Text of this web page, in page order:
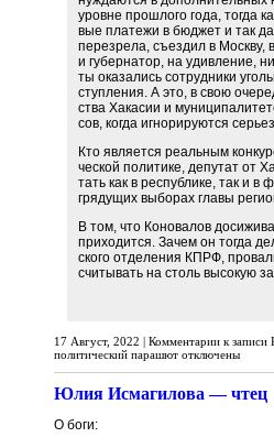
уровне про­шло­го года, то­гда
вые пла­те­жи в бюд­жет и так
пе­ре­зре­ла, съез­дил в
и гу­бер­на­тор, на удив­ле­ние,
ты ока­за­лись со­труд­ни­ки
ступ­ле­ния. А это, в свою
ства Ха­ка­сии и
сов, ко­гда иг­но­ри­ру­ют­ся
Кто яв­ля­ет­ся ре­аль­ным
че­ской по­ли­ти­ке, де­пу­тат от
тать как в рес­пуб­ли­ке, так и
гря­ду­щих вы­бо­рах гла­вы
В том, что Ко­но­ва­лов
при­хо­дит­ся. За­чем он то­гда
ско­го от­де­ле­ния КПРФ,
счи­ты­вать на столь вы­со­кую
17 Август, 2022 | Комментарии к записи
политический парашют отключены
Юлия Исмагилова — чтец
О боги: